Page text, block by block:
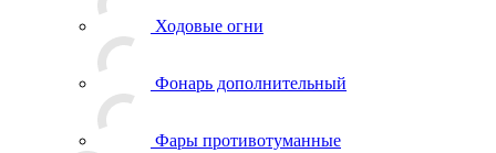
Ходовые огни
Фонарь дополнительный
Фары противотуманные